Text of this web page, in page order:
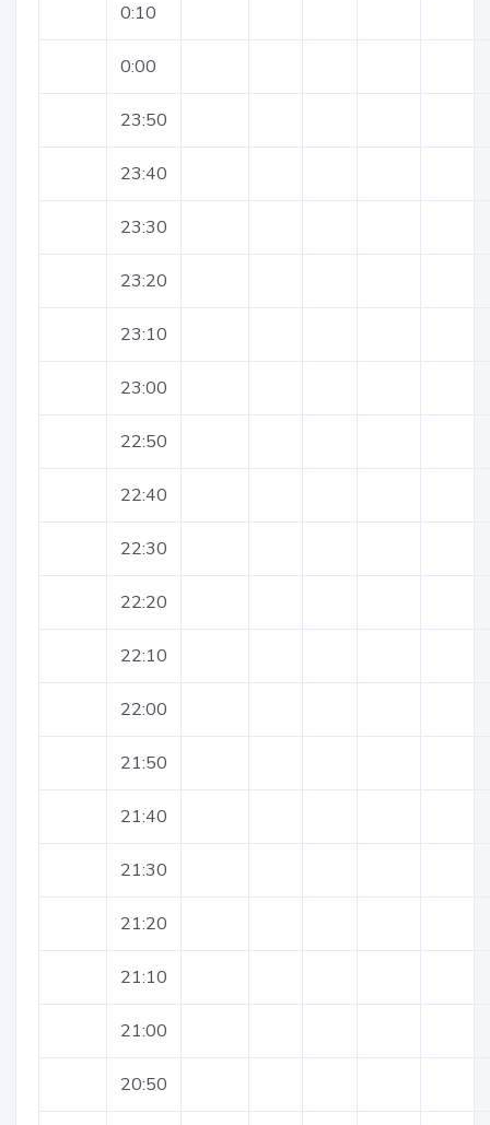
0:10
0:00
23:50
23:40
23:30
23:20
23:10
23:00
22:50
22:40
22:30
22:20
22:10
22:00
21:50
21:40
21:30
21:20
21:10
21:00
20:50